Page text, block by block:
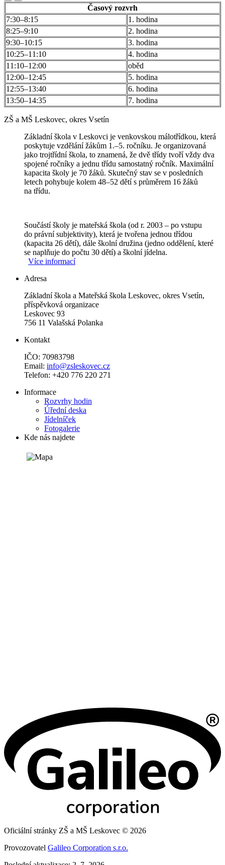
Časový rozvrh
7:30–8:15
1. hodina
8:25–9:10
2. hodina
9:30–10:15
3. hodina
10:25–11:10
4. hodina
11:10–12:00
oběd
12:00–12:45
5. hodina
12:55–13:40
6. hodina
13:50–14:35
7. hodina
ZŠ a MŠ Leskovec, okres Vsetín
Základní škola v Leskovci je venkovskou málotřídkou, která
poskytuje vzdělání žákům 1.–5. ročníku. Je organizovaná
jako trojtřídní škola, to znamená, že dvě třídy tvoří vždy dva
spojené ročníky a jednu třídu samostatný ročník. Maximální
kapacita školy je 70 žáků. Skutečný stav se v posledních
letech pohybuje kolem 48–52 dětí s průměrem 16 žáků
na třídu.
Součástí školy je mateřská škola (od r. 2003 – po vstupu
do právní subjektivity), která je tvořena jednou třídou
(kapacita 26 dětí), dále školní družina (jedno oddělení, které
se naplňuje do počtu 30 dětí) a školní jídelna.
Více informací
Adresa
Základní škola a Mateřská škola Leskovec, okres Vsetín,
příspěvková organizace
Leskovec 93
756 11 Valašská Polanka
Kontakt
IČO: 70983798
Email: info@zsleskovec.cz
Telefon: +420 776 220 271
Informace
Rozvrhy hodin
Úřední deska
Jídelníček
Fotogalerie
Kde nás najdete
Oficiální stránky ZŠ a MŠ Leskovec © 2026
Provozovatel Galileo Corporation s.r.o.